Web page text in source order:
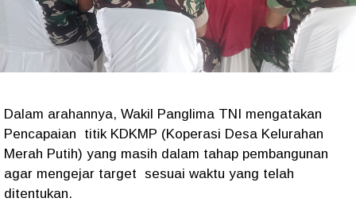
Dalam arahannya, Wakil Panglima TNI mengatakan
Pencapaian titik KDKMP (Koperasi Desa Kelurahan
Merah Putih) yang masih dalam tahap pembangunan
agar mengejar target sesuai waktu yang telah
ditentukan.